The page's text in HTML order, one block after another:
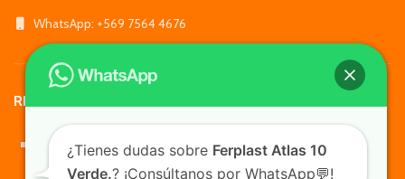
WhatsApp: +569 7564 4676
REDES SOCIALES
¿Tienes dudas sobre Ferplast Atlas 10
Verde.? ¡Consúltanos por WhatsApp💬!